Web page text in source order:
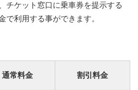
チケット窓口に乗車券を提示する
で利用する事ができます。
通常料金 割引料金